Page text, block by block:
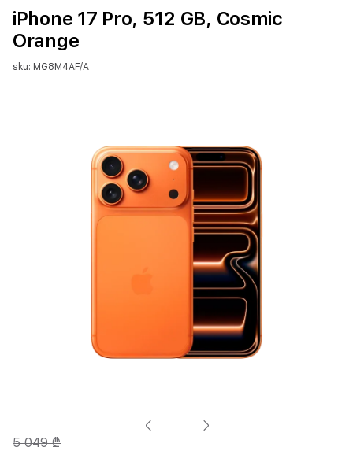
iPhone 17 Pro, 512 GB, Cosmic
Orange
sku: MG8M4AF/A
5 049 ₾